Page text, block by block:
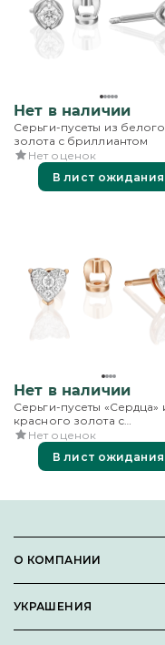
Нет в наличии
Серьги-пусеты из белого
золота с бриллиантом
Нет оценок
В лист ожидания
Нет в наличии
Серьги-пусеты «Сердца»
красного золота с
бриллиантами
Нет оценок
В лист ожидания
О КОМПАНИИ
Вакансии
УКРАШЕНИЯ